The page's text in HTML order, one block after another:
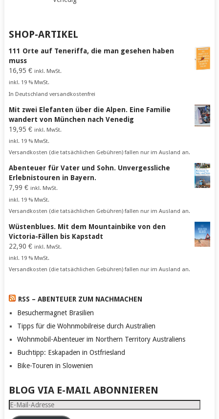
SHOP-ARTIKEL
111 Orte auf Teneriffa, die man gesehen haben
muss
16,95 € inkl. MwSt.
inkl. 19 % MwSt.
In Deutschland versandkostenfrei
Mit zwei Elefanten über die Alpen. Eine Familie
wandert von München nach Venedig
19,95 € inkl. MwSt.
inkl. 19 % MwSt.
Versandkosten (die tatsächlichen Gebühren) fallen nur im Ausland an.
Abenteuer für Vater und Sohn. Unvergessliche
Erlebnistouren in Bayern.
7,99 € inkl. MwSt.
inkl. 19 % MwSt.
Versandkosten (die tatsächlichen Gebühren) fallen nur im Ausland an.
Wüstenblues. Mit dem Mountainbike von den
Victoria-Fällen bis Kapstadt
22,90 € inkl. MwSt.
inkl. 19 % MwSt.
Versandkosten (die tatsächlichen Gebühren) fallen nur im Ausland an.
RSS – ABENTEUER ZUM NACHMACHEN
Besuchermagnet Brasilien
Tipps für die Wohnmobilreise durch Australien
Wohnmobil-Abenteuer im Northern Territory Australiens
Buchtipp: Eskapaden in Ostfriesland
Bike-Touren in Slowenien
BLOG VIA E-MAIL ABONNIEREN
E-
Mail-